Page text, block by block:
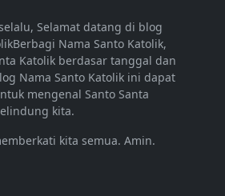
Selamat datang di blog
Nama Santo Katolik,
Katolik berdasar tanggal dan
Nama Santo Katolik ini dapat
mengenal Santo Santa
kita.
kita semua. Amin.